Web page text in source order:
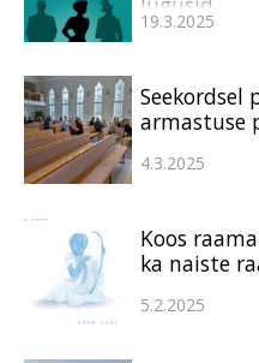
19.3.2025
Seekordsel
armastuse
4.3.2025
Koos
ka naiste
5.2.2025